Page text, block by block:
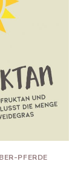
PFERDE